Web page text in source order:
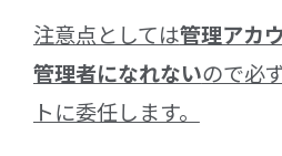
注意点としては管理アカ
管理者になれないので必
トに委任します。